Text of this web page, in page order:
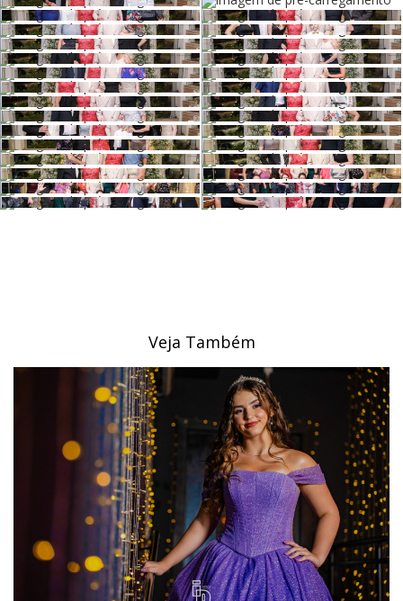
Veja Também